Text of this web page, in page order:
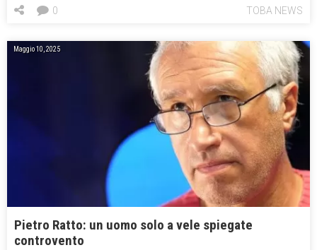
TOBA NEWS
0
Maggio 10, 2025
Pietro Ratto: un uomo solo a vele spiegate
controvento